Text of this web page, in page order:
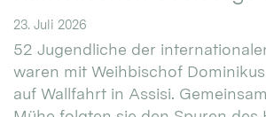
23. Juli 2026
52 Jugendliche der
waren mit Weihbischof
auf Wallfahrt in Assisi.